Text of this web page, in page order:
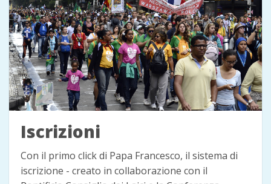
Iscrizioni
Con il primo click di Papa Francesco, il sistema di
iscrizione - creato in collaborazione con il